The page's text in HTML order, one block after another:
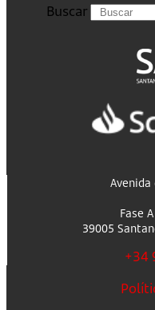
Buscar
Fase
39005
+34